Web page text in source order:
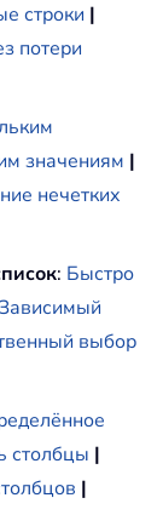
строки |
потери
значениям |
нечетких
: Быстро
выбор
столбцы |
|